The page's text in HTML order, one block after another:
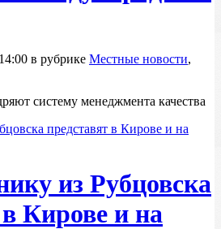
в рубрике Местные новости,
систему менеджмента качества
из Рубцовска
Кирове и на